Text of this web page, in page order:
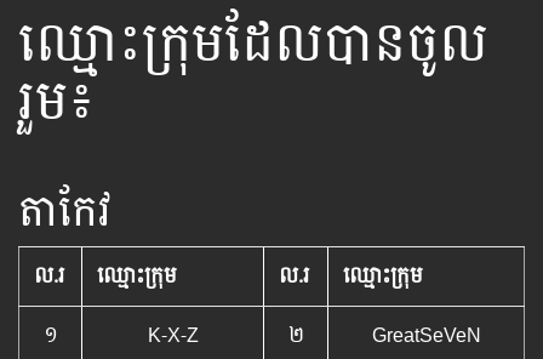
ឈ្មោះក្រុមដែលបានចូល
រួម៖
តាកែវ
ល.រ ឈ្មោះក្រុម ល.រ
ឈ្មោះក្រុម
១
K-X-Z ២
GreatSeVeN